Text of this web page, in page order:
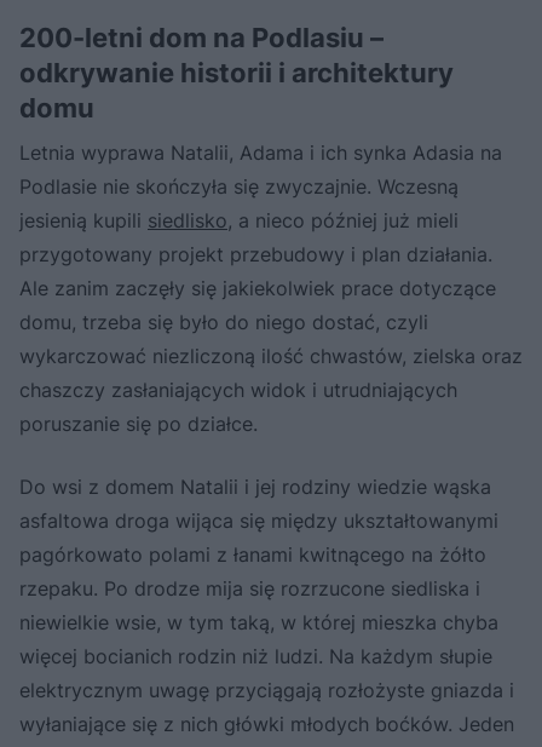
200-letni dom na Podlasiu –
odkrywanie historii i architektury
domu
Letnia wyprawa Natalii, Adama i ich synka Adasia na
Podlasie nie skończyła się zwyczajnie. Wczesną
jesienią kupili siedlisko, a nieco później już mieli
przygotowany projekt przebudowy i plan działania.
Ale zanim zaczęły się jakiekolwiek prace dotyczące
domu, trzeba się było do niego dostać, czyli
wykarczować niezliczoną ilość chwastów, zielska oraz
chaszczy zasłaniających widok i utrudniających
poruszanie się po działce.
Do wsi z domem Natalii i jej rodziny wiedzie wąska
asfaltowa droga wijąca się między ukształtowanymi
pagórkowato polami z łanami kwitnącego na żółto
rzepaku. Po drodze mija się rozrzucone siedliska i
niewielkie wsie, w tym taką, w której mieszka chyba
więcej bocianich rodzin niż ludzi. Na każdym słupie
elektrycznym uwagę przyciągają rozłożyste gniazda i
wyłaniające się z nich główki młodych boćków. Jeden